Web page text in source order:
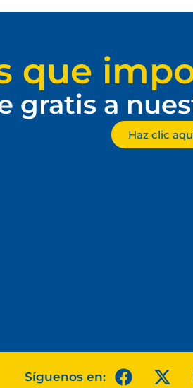
que
gratis a
Haz clic
Síguenos en: